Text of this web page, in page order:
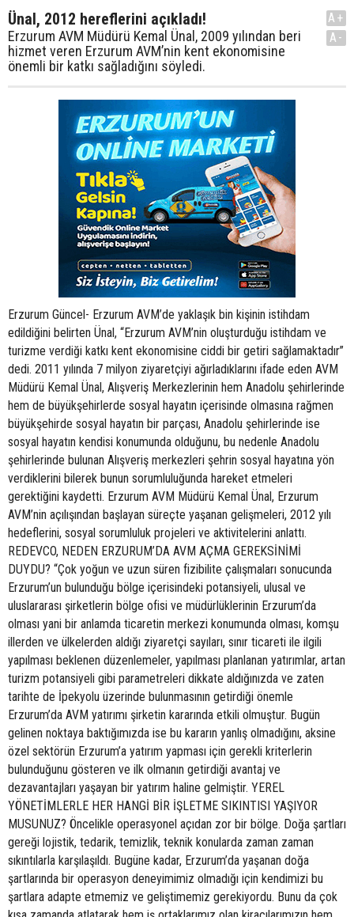
Ünal, 2012 hereflerini açıkladı!
Erzurum AVM Müdürü Kemal Ünal, 2009 yılından beri
hizmet veren Erzurum AVM’nin kent ekonomisine
önemli bir katkı sağladığını söyledi.
A+
A-
Erzurum Güncel- Erzurum AVM’de yaklaşık bin kişinin istihdam edildiğini belirten Ünal, “Erzurum AVM’nin oluşturduğu istihdam ve turizme verdiği katkı kent ekonomisine ciddi bir getiri sağlamaktadır” dedi. 2011 yılında 7 milyon ziyaretçiyi ağırladıklarını ifade eden AVM Müdürü Kemal Ünal, Alışveriş Merkezlerinin hem Anadolu şehirlerinde hem de büyükşehirlerde sosyal hayatın içerisinde olmasına rağmen büyükşehirde sosyal hayatın bir parçası, Anadolu şehirlerinde ise sosyal hayatın kendisi konumunda olduğunu, bu nedenle Anadolu şehirlerinde bulunan Alışveriş merkezleri şehrin sosyal hayatına yön verdiklerini bilerek bunun sorumluluğunda hareket etmeleri gerektiğini kaydetti. Erzurum AVM Müdürü Kemal Ünal, Erzurum AVM’nin açılışından başlayan süreçte yaşanan gelişmeleri, 2012 yılı hedeflerini, sosyal sorumluluk projeleri ve aktivitelerini anlattı. REDEVCO, NEDEN ERZURUM’DA AVM AÇMA GEREKSİNİMİ DUYDU? “Çok yoğun ve uzun süren fizibilite çalışmaları sonucunda Erzurum’un bulunduğu bölge içerisindeki potansiyeli, ulusal ve uluslararası şirketlerin bölge ofisi ve müdürlüklerinin Erzurum’da olması yani bir anlamda ticaretin merkezi konumunda olması, komşu illerden ve ülkelerden aldığı ziyaretçi sayıları, sınır ticareti ile ilgili yapılması beklenen düzenlemeler, yapılması planlanan yatırımlar, artan turizm potansiyeli gibi parametreleri dikkate aldığınızda ve zaten tarihte de İpekyolu üzerinde bulunmasının getirdiği önemle Erzurum’da AVM yatırımı şirketin kararında etkili olmuştur. Bugün gelinen noktaya baktığımızda ise bu kararın yanlış olmadığını, aksine özel sektörün Erzurum’a yatırım yapması için gerekli kriterlerin bulunduğunu gösteren ve ilk olmanın getirdiği avantaj ve dezavantajları yaşayan bir yatırım haline gelmiştir. YEREL YÖNETİMLERLE HER HANGİ BİR İŞLETME SIKINTISI YAŞIYOR MUSUNUZ? Öncelikle operasyonel açıdan zor bir bölge. Doğa şartları gereği lojistik, tedarik, temizlik, teknik konularda zaman zaman sıkıntılarla karşılaşıldı. Bugüne kadar, Erzurum’da yaşanan doğa şartlarında bir operasyon deneyimimiz olmadığı için kendimizi bu şartlara adapte etmemiz ve geliştimemiz gerekiyordu. Bunu da çok kısa zamanda atlatarak hem iş ortaklarımız olan kiracılarımızın hem de AVM’ye gelen ziyaretçilerimizin rahat, güvenli ve keyifli bir ortamda eğlenmelerini ve alışveriş yapmalarını sağlamaya çalıştık. Diğer taraftan, bugüne kadar batıya veya yakın bölgelerdeki AVM’lere ziyaretçi olarak giden ve Erzurum’da perakende ile ilgili yatırımları bulunan ama ilk defa AVM’de kiralama yapacak olan iş ortaklarımızla doğal olarak uygulamalarda birtakım zorluklar yaşandı fakat yukarıda da değindiğim gibi, biz nasıl Erzurum’a kısa sürede alıştıysak Erzurumlu yatırımcılarımızda AVM’ye kısa sürede alıştılar. Redevco, yaptığı her uygulamanın ve projenin yasalara, kurallara uygun olmasını ister. Yerel yönetimlerimiz de yasalara ve kurallara uygun hareket etmeleri gerektiği için herhangibir sıkıntı ile karşılaşmıyoruz. Yani her iki taraf da aynı kriterler ve etik değerler içerisinde hareket etmek istediği için uyum içerisindeyiz. Bunun en son örneğini, yakın zamanda ziyaret ettiğimiz bir kurumda gördük. Kendilerine projelerini nasıl hazırlamaları gerektiği ile ilgili başvuru yapanlara Erzurum AVM’yi ziyaret etmelerini ve örnek olarak almaları gerektiğini ifade ettiler. Demek ki doğru yoldayız. ERZURUM AVM’NİN ZİYARETÇİ POTANSİYELİ NEDİR? Ziyaretçi potansiyelimiz, şehrin nüfusu, ekonomik yapısı, AVM’nin metrekare büyüklüğü gibi parametrelere göre değerlendirildiğinde ilk üçe girecek durumda. 2011 yılında 7 milyon ziyaretçi ağırladık. Bu 2010 yılında da yaklaşık olarak aynıydı. Kiracımız olan ulusal markaların Erzurum AVM şubeleri şirket içerisindeki sıralamalarında üst sıralarda yer alıyor. 43 AVM’nin bilgilerini paylaştığı bir çalışmaya göre Aralık 2011 ayında her metrekare için ziyaretçi sayısı ortalaması 11.6 iken Erzurum AVM’nin ziyaretçi sayısı 18.1 kişi olarak gerçekleşmiştir. Rakamlar böyle olunca sektörün Erzurum’a olan bakışı da farklı oluyor ve konuşuluyoruz. Ulusal ve uluslararası markalar Erzurum AVM’de yeralabilmek için sırada bekliyorlar. ERZURUM AVM’NİN KENT EKONOMİSİNE KATKISI NE OLDU? Kent ekonomisine katkımızı inşaatından başlayarak halen devam eden bir süreç olarak görüyorum. İnşaat sırasında hafriyatından başlayıp malzeme alımına ve işçiliğine kadar olan süreçlerde öncelikli olarak Erzurum firmalarıyla işbirlikleri oluşturuldu. Kiralama yapılırken öncelik Erzurum’lu yatırımcılara verildi. Erzurum AVM açıldıktan sonrasına baktığımızda ise yaklaşık olarak 1.000 kişinin direkt istihdam edildiği, mağazaların ihtiyaçlarının karşılanmasında ortaya çıkan işgücü potansiyelinin yarattığı istihdam, örneğin kargo hizmetleri, taşımacılık, dekorasyon, teknik hizmetler gibi hizmetleri de dikkate aldığımızda çok daha yukarılara çıkmaktadır. Erzurum AVM’nin açılmasından sonra komşu il ve ülkelerden gelen turistik ziyaretçilerimizin sadece Erzurum AVM’de harcama yapmadıklarını da hatırlatmak isterim. Erzurum’a yapılan ziyaretler sırasında, ulaşım, konaklama, yeme-içme-eğlence sektörlerine ciddi katkıda bulunmaktadır. Kent ekonomisine verdiğimiz katkı sadece satış olarak değil, şehirde alışveriş yapan tüketicilere sağladığımız uygun fiyata istediği ürünü satınalma fırsatı yaratarak bir anlamda tüketicilerin harcama yapmak istedikleri bütçeleriyle daha fazla ürün almalarını veya ihtiyaçları olan ürünleri daha ucuza almalarını dolayısıyla tasarruf yapmalarını sağlayarak da katkımız olduğunu düşünüyorum. Hem Erzurum AVM’nin yarattığı istihdamdan faydalanan çalışanların elde ettiği gelirler, hem de turizme verdiği katkı kent ekonomisine ciddi bir getiri sağlamaktadır. SOSYAL SORUMLULUK PROJELERİNİZ VAR MI? 2011 Universiade Kış Oyunları esnasında halk ile federasyon arasında bir bağ olduk. Van’da yaşanan üzücü afetin ardından onların yanında olduğumuzu bilmelerini istedik. Ve biz açıldığımız günden beri hem halkın ihtiyaçlarına cevap verebilmek hem de onlara farklı imkanları sunabilmek için çalıştık. Bunları yaparken de diğer kurumlardan destek aldık. Mesela, Türk Oftalmoloji Derneği’nin “ Glokom’a Göz Yummayın” söylemiyle yola çıktığı sağlık tırının durak nokatalrından birisini Erzurum AVM yaptık ve halka ücretsiz göz kontrolü imkanı sunuldu. Yine “ Reflüye Set Tırı “ vatandaşlarımıza ücretsiz hizmet verdi. Bunun dışında Kızılay Kan Merkezi ile belirli aralıklarla çalışıyoruz. AVM içinde oluşturmuş olduğumuz alanlarda testler yapılıp belki de acil kana ihtiyacı olan vatandaşlarımıza anında kan ulaştırma konusunda aracı olabiliyoruz. Erzurum Sağlık Müdürlüğü ile olan yakın temaslarımız sayesinde organ bağışı hakkında bilgilendirme standları , diyabet ölçümleri yapma standları , sigarayı bırakma konusunda halka destek olabileceğimiz tarama ve konusu insan sağlığı olan bilgilendirme noktalarına ev sahipliği yapıyoruz. Ziyaretçi sayımız göz önünde bulundurulduğunda en fazla insana ulaşma çabasında olan ve halkı kendi alanlarında bilinçlendiremeye çalışan devlet kurumlarına kapılarımızı açıyoruz. Sosyal Güvenlik Kurumu, Erzurum Emniyet Müdürlüğü, Türk Hemşireler Derneği, Erzurum Vergi Dairesi Müdürlüğü bunlardan sadece bazıları. Netice de bunlar da birer sosyal sorumluluk ve amaç halka hizmet ise biz her zaman buradayız. 2012 yılında ise daha çok sosyal aktivitelerle halkımıza dokunmaya çalışacağız tabi bunlar yine destek alarak gerçekleştireceğimiz aktiviteler olacak. Mesela daha önce hiç sinema ile tanışmamış köy çocuklarını Cinebonusûn desteğiyle getirmeyi planlıyoruz. Ya da Devlet Tiyatroları’nın desteği ile tiyaotro kunusunda çalışmalarımız olacak. Kimsesiz Çocuklar yurdu ile yapılacak görüşmelerin ardından orada ki çocukları Erzurum Çocuk Kulübü alanında ağırlayıp Ezi ile tanıştıracağız. Değişen ve gelişen şartlar doğrultusunda sosyal sorumluluk alanında nasıl bir aksiyon almamız gerekiyorsa elimizden geleni yapacağız. 2012 YILINDA NE GİBİ ETKİNLİKLERİNİZ OLACAK? Öncelikle 2012 pazarlama çalışmalarının temel taşını oluşturduk ve reklam kampanyamızı tamamladık. 2011 yılında “ Alışveriş, Lezzet, Eğlence, Moda ve Sinema Erzurum Avm’de “ dedik. 2012’de ise “ Erzurum AVM’de Mutluyum , Erzurum AVM’de Mutluyuz “ söylemiyle yola çıkarak yeni imajımıjla müşterilerimizin karşısına çıktık. Bu hafta hem bilboardlarda hem de AVM’de ki bütün görsel noktalarımızda imajlarımızı görebilirsiniz. ,net sade ve anlaşılır bir söylem ile hedef kitlemizle aramızda duygusal bir bağ yakalamaya çalıştık. 2012 yılı aktivite ve organizasyonlarımızı planlarken yine özel günleri baz alarak hedef kitlemizin istek ve beklentilerine uygun çalışmalar yaptık. Ocak ayında yapmış olduğumuz 2012 Kiracı toplantısında bütün planlarımızı kiracılarımızla ve iş ortaklarımızla paylaştık onların da görüşlerini alarak ilerlemeye karar verdik. Sevgililer Günü, Anneler Günü, Babalar Günü vb özel günlerde zaten mutlaka bir kampanya ve aktivite yapıyoruz bunlar 2012’de de devam edecek. Yine halkımız ve bizim için çok önemli bir ay olan Ramazan’da özel aktiviteler gerçekleştireceğiz. Bunların dışında - 2 otoparkımızda açılan Go - kart alanımızda kurumlara özel turnuvalar planladık. Örnek vermek gerekirse Polis Haftası münasebetiyle 7 - 14 Nisan arasında emniyet mensuplarına turnuva düzenlenecek ve yıl içinde bunlar farklı kurumlarla devam ettirilecek. Basın mensupları, öğretmenler ve öğretim görevlileri, öğrenciler hatta kiracılarımız arasında turnuvalar yapacağız. Genel aktivitelerimizin yanı sıra sadakat programı çerçevesinde oluşturduğumuz ve üye sayıları 2000’ e yaklaşan Kadınlar Kulübü ve Çocuk Kulübümüz içiin aktiviteler planladık. Ocak ayında Cinebonus’da kendileri için özel gösterimi yapılan filmde buluşan Kadınlar Kulübü üyeleri 8 Mart Dünya Kadınlar Günü’nde tekrar biraraya gelecek. Zaman zaman seminerlerde zaman zaman imza günleri ya da hoby kurslarında buluşacak olan üyelerimiz her zaman olduğu gibi bu sene de bizim ayrıcalıklı müşterilerimiz arasında yer alacak. Çocuk Kulübü ise çok yeni olmasına rağmen oldukça fazla ilgi gördü. 23 Eylül’de yıldönümünü kutlayacağımız kulübümüzü